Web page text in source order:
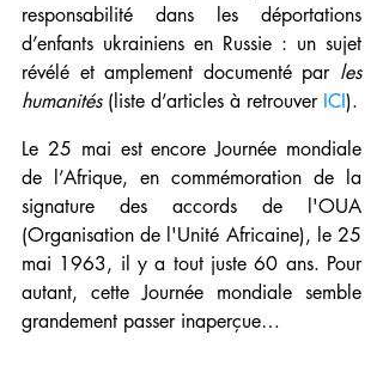
responsabilité dans les déportations
d’enfants ukrainiens en Russie : un sujet
révélé et amplement documenté par les
humanités (liste d’articles à retrouver ICI).
Le 25 mai est encore Journée mondiale
de l’Afrique, en commémoration de la
signature des accords de l'OUA
(Organisation de l'Unité Africaine), le 25
mai 1963, il y a tout juste 60 ans. Pour
autant, cette Journée mondiale semble
grandement passer inaperçue…